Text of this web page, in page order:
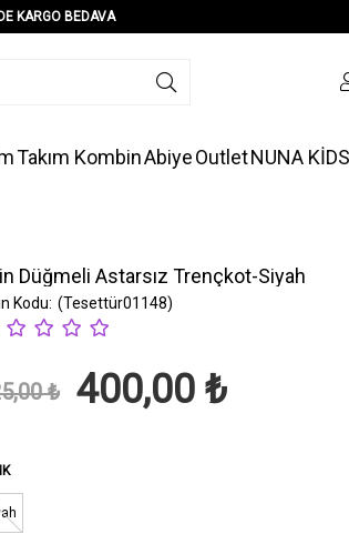
KARGO BEDAVA
Takım KombinAbiyeOutletNUNA KİDS
Düğmeli Astarsız Trençkot-Siyah
(Tesettür01148)
₺ 400,00 ₺